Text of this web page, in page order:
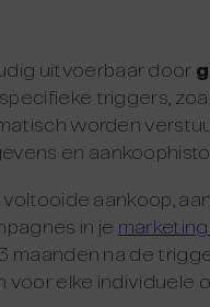
uitvoerbaar door
triggers,
worden
en
aankoop,
in je
maanden na de
elke individuele